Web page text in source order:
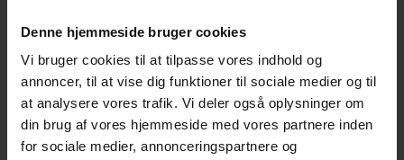
Denne hjemmeside bruger cookies
Vi bruger cookies til at tilpasse vores indhold og
annoncer, til at vise dig funktioner til sociale medier og til
at analysere vores trafik. Vi deler også oplysninger om
din brug af vores hjemmeside med vores partnere inden
for sociale medier, annonceringspartnere og